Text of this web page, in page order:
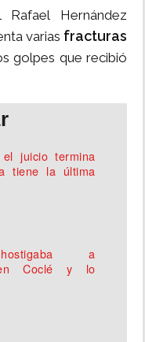
Hernández
varias fracturas
golpes que recibió
juicio termina
tiene la última
a
en Coclé y lo